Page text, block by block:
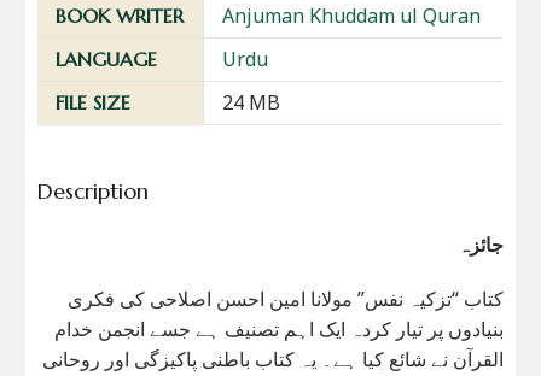
BOOK WRITER Anjuman Khuddam ul Quran
LANGUAGE Urdu
FILE SIZE 24 MB
Description
جائزہ
کتاب “تزکیہ نفس” مولانا امین احسن اصلاحی کی فکری
بنیادوں پر تیار کردہ ایک اہم تصنیف ہے جسے انجمن خدام
القرآن نے شائع کیا ہے۔ یہ کتاب باطنی پاکیزگی اور روحانی